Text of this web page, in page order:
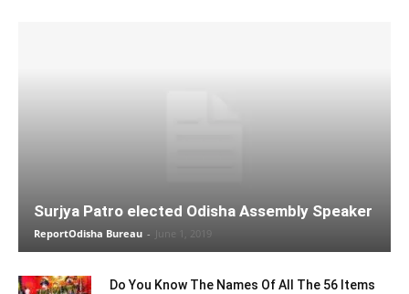
Surjya Patro elected Odisha Assembly Speaker
ReportOdisha Bureau - June 1, 2019
Do You Know The Names Of All The 56 Items